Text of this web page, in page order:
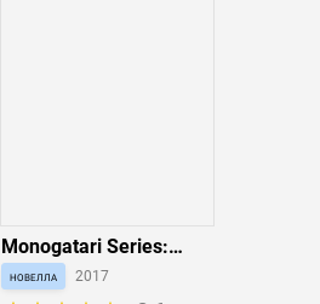
Monogatari Series:
Monster Season
новелла 2017